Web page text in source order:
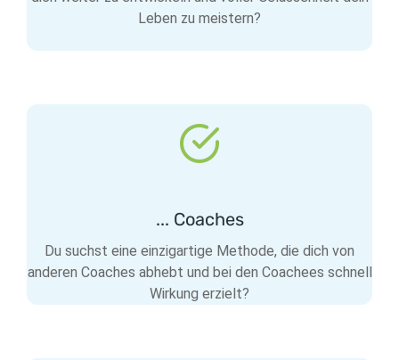
Leben zu meistern?
... Coaches
Du suchst eine einzigartige Methode, die dich von
anderen Coaches abhebt und bei den Coachees schnell
Wirkung erzielt?